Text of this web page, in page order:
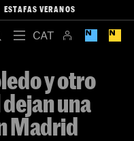
ESTAFAS VERANOS
y otro
dejan una
Madrid